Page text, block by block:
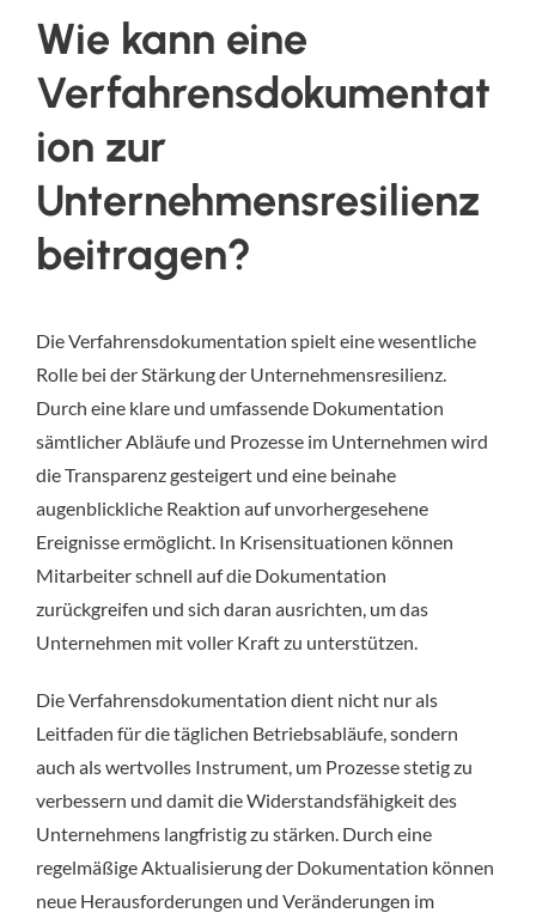
Wie kann eine
Verfahrensdokumentat
ion zur
Unternehmensresilienz
beitragen?
Die Verfahrensdokumentation spielt eine wesentliche
Rolle bei der Stärkung der Unternehmensresilienz.
Durch eine klare und umfassende Dokumentation
sämtlicher Abläufe und Prozesse im Unternehmen wird
die Transparenz gesteigert und eine beinahe
augenblickliche Reaktion auf unvorhergesehene
Ereignisse ermöglicht. In Krisensituationen können
Mitarbeiter schnell auf die Dokumentation
zurückgreifen und sich daran ausrichten, um das
Unternehmen mit voller Kraft zu unterstützen.
Die Verfahrensdokumentation dient nicht nur als
Leitfaden für die täglichen Betriebsabläufe, sondern
auch als wertvolles Instrument, um Prozesse stetig zu
verbessern und damit die Widerstandsfähigkeit des
Unternehmens langfristig zu stärken. Durch eine
regelmäßige Aktualisierung der Dokumentation können
neue Herausforderungen und Veränderungen im